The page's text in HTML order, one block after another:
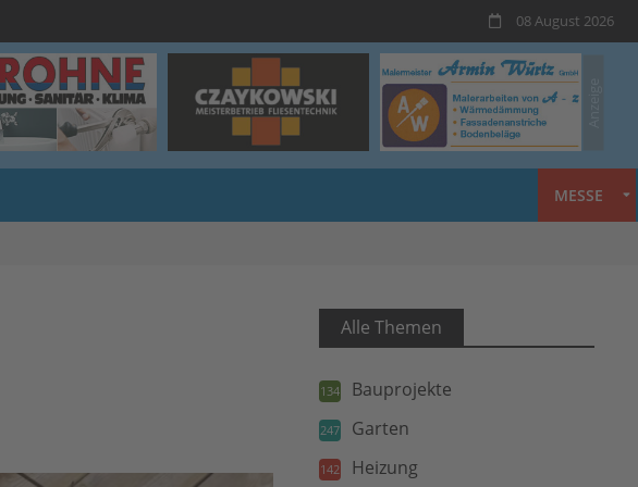
08 August 2026
MESSE
Alle Themen
134 Bauprojekte
247 Garten
142 Heizung